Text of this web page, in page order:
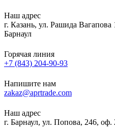
Наш адрес
г. Казань, ул. Рашида
Барнаул
Горячая линия
+7 (843) 204-90-93
Напишите нам
zakaz@aprtrade.com
Наш адрес
г. Барнаул, ул. Попова, 246, оф.